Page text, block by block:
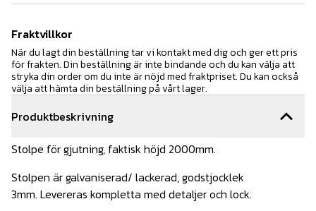
Produktbeskrivning
Stolpe för gjutning, faktisk höjd 2000mm.
Stolpen är galvaniserad/ lackerad, godstjocklek
3mm. Levereras kompletta med detaljer och lock.
Fraktvillkor
När du lagt din beställning tar vi kontakt med dig och ger ett pris
för frakten. Din beställning är inte bindande och du kan välja att
stryka din order om du inte är nöjd med fraktpriset. Du kan också
välja att hämta din beställning på vårt lager.